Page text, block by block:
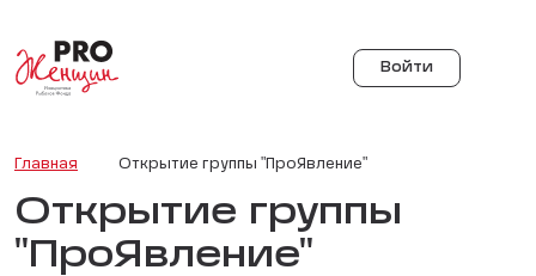
Войти
Главная Открытие группы "ПроЯвление"
Открытие группы
"ПроЯвление"